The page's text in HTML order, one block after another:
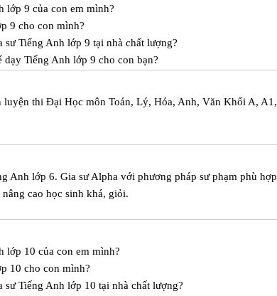
lớp 9 của con em mình?
9 cho con mình?
Tiếng Anh lớp 9 tại nhà chất lượng?
Tiếng Anh lớp 9 cho con bạn?
thi Đại Học môn Toán, Lý, Hóa, Anh, Văn Khối A, A1,
Anh lớp 6. Gia sư Alpha với phương pháp sư phạm phù hợp
cao học sinh khá, giỏi.
lớp 10 của con em mình?
10 cho con mình?
Tiếng Anh lớp 10 tại nhà chất lượng?